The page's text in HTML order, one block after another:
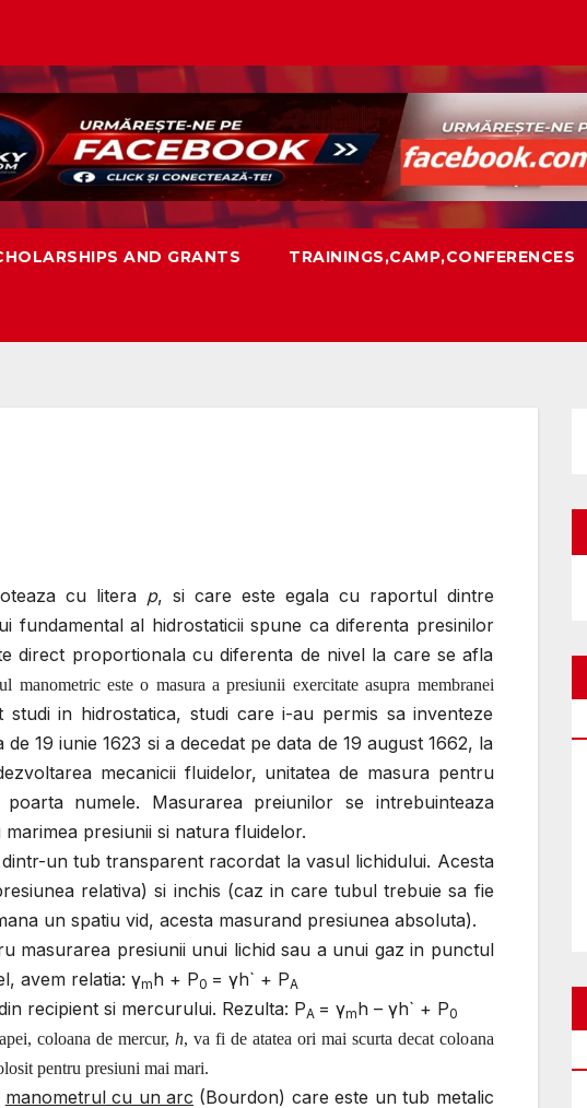
AND GRANTS TRAININGS,CAMP,CONFERENCES
cu litera p, si care este egala cu raportul dintre
fundamental al hidrostaticii spune ca diferenta presinilor
direct proportionala cu diferenta de nivel la care se afla
este o masura a presiunii exercitate asupra membranei
in hidrostatica, studi care i-au permis sa inventeze
19 iunie 1623 si a decedat pe data de 19 august 1662, la
mecanicii fluidelor, unitatea de masura pentru
numele. Masurarea preiunilor se intrebuinteaza
presiunii si natura fluidelor.
un tub transparent racordat la vasul lichidului. Acesta
relativa) si inchis (caz in care tubul trebuie sa fie
un spatiu vid, acesta masurand presiunea absoluta).
masurarea presiunii unui lichid sau a unui gaz in punctul
avem relatia: γmh + P0 = γh` + PA
recipient si mercurului. Rezulta: PA = γmh – γh` + P0
coloana de mercur,h, va fi de atatea ori mai scurta decat coloana
pentru presiuni mai mari.
manometrul cu un arc (Bourdon) care este un tub metalic